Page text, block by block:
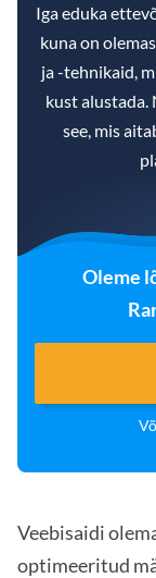
Iga eduka
kuna on
ja -tehnikaid,
kust alustada.
see, mis
Oleme
Veebisaidi
optimeeritud